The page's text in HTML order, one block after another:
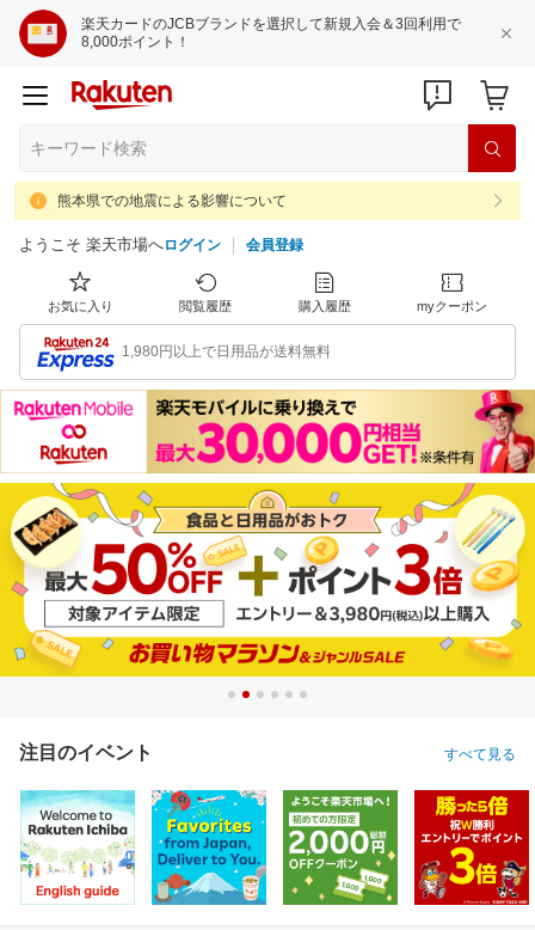
楽天カードのJCBブランドを選択して新規入会＆3回利用で
8,000ポイント！
熊本県での地震による影響について
ようこそ 楽天市場へログイン 会員登録
お気に入り 閲覧履歴 購入履歴 myクーポン
1,980円以上で日用品が送料無料
注目のイベント すべて見る